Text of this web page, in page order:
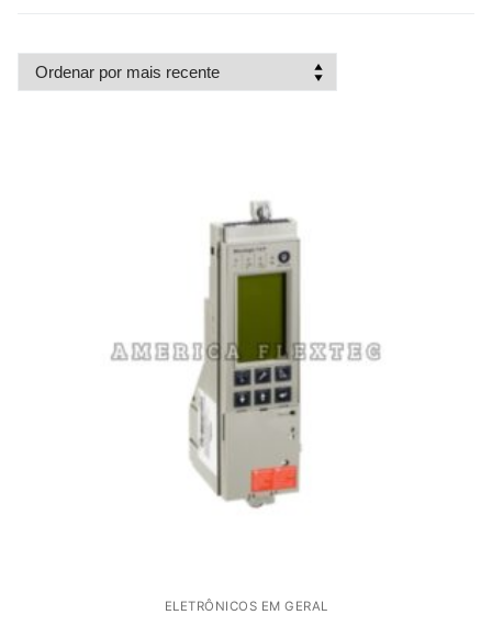
ELETRÔNICOS EM GERAL